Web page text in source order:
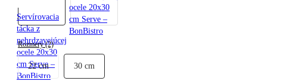
Servírovacia
tácka z
nehrdzavejúcej
ocele 20x30
cm Serve –
BonBistro
ocele 20x30
cm Serve –
BonBistro
Rozmery (2)
22 cm 30 cm